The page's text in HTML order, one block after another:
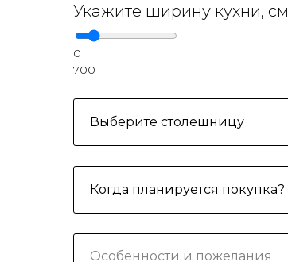
Укажите ширину кухни, см
0
700